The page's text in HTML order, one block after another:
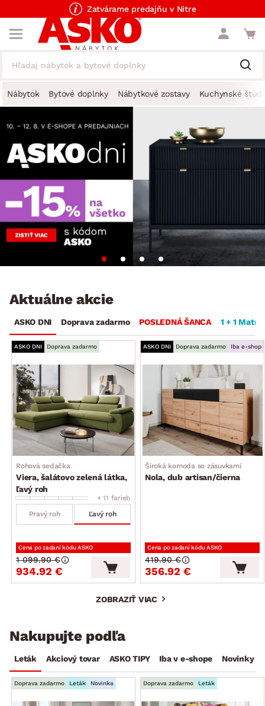
Zatvárame predajňu v Nitre
Nábytok Bytové doplnky Nábytkové zostavy Kuchynské
Aktuálne akcie
ASKO DNI Doprava zadarmo POSLEDNÁ ŠANCA 1 + 1
ASKO DNI Doprava zadarmo
Rohová sedačka
Viera, šalátovo zelená látka,
ľavý roh
+ 11 farieb
Pravý roh
Ľavý roh
Cena po zadaní kódu ASKO
934.92 €
1 099.90 €
ASKO DNI Doprava zadarmo Iba e-shop
Široká komoda so zásuvkami
Nola, dub artisan/čierna
Cena po zadaní kódu ASKO
356.92 €
419.90 €
ZOBRAZIŤ VIAC
Nakupujte podľa
Leták Akciový tovar ASKO TIPY Iba v e-shope Novinky
Doprava zadarmo Leták Novinka Doprava zadarmo Leták